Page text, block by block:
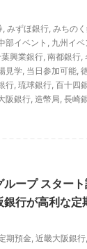
, みずほ銀行, みちの
部イベント , 九州イベ
興業銀行, 南都銀行,
見学, 当日参加可能,
行, 琉球銀行, 百十四
阪銀行, 造幣局, 長崎
ープ スター
行が高利な
期預金, 近畿大阪銀行,